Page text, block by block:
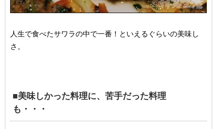
人生で食べたサワラの中で一番！といえるぐらいの美味し
さ。
■美味しかった料理に、苦手だった料理
も・・・